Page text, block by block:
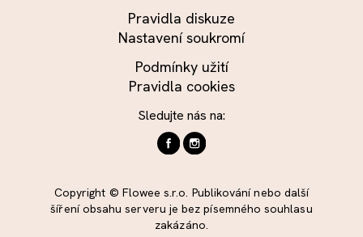
Pravidla diskuze
Nastavení soukromí
Podmínky užití
Pravidla cookies
Sledujte nás na:
Copyright © Flowee s.r.o. Publikování nebo další
šíření obsahu serveru je bez písemného souhlasu
zakázáno.